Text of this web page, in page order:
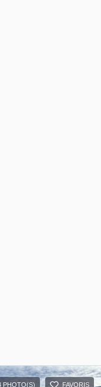
PHOTO(S) FAVORIS